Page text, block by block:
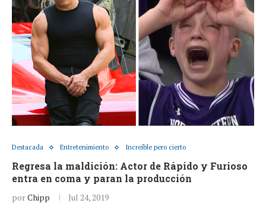
Destacada Entretenimiento Increíble pero cierto
Regresa la maldición: Actor de Rápido y Furioso
entra en coma y paran la producción
porChipp Jul 24, 2019